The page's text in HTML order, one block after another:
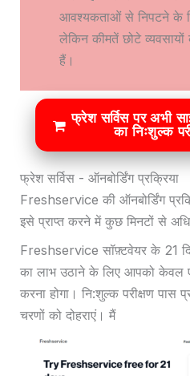
आवश्यकताओं से निपटने के
लेकिन कीमतें छोटे
हैं।
फ्रेश सर्विस पर अभी
का निःशुल्क
फ्रेश सर्विस - ऑनबोर्डिंग प्रक्रिया
Freshservice की ऑनबोर्डिंग
इसे प्राप्त करने में कुछ मिनटों से
Freshservice सॉफ़्टवेयर के 21
का लाभ उठाने के लिए आपको केवल
करना होगा। नि:शुल्क परीक्षण पास
चरणों को दोहराएं। मैं